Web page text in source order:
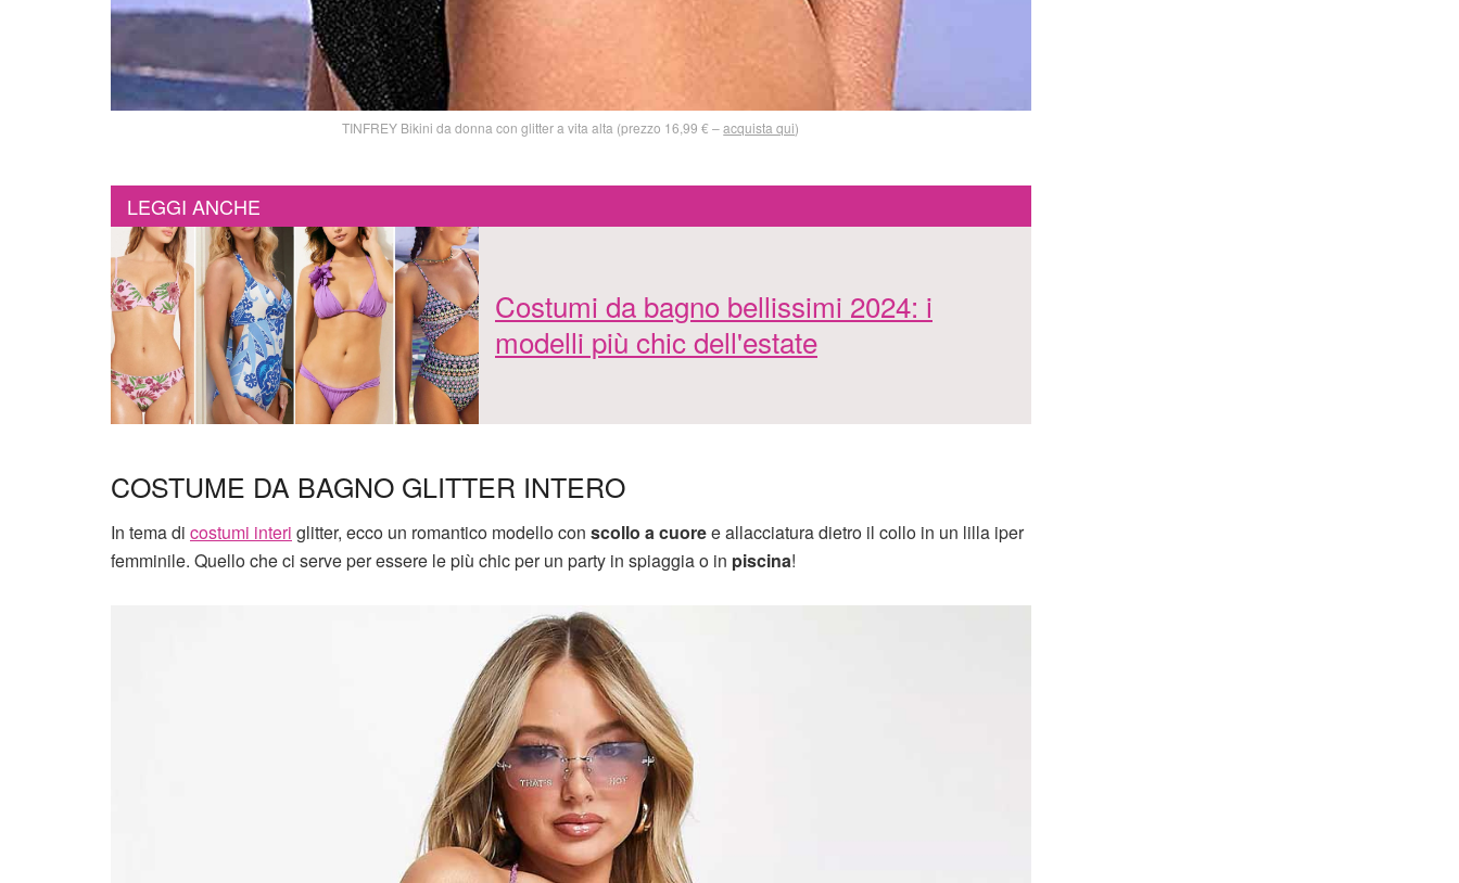
TINFREY Bikini da donna con glitter a vita alta (prezzo 16,99 € –acquista qui)
LEGGI ANCHE
Costumi da bagno bellissimi 2024: i
modelli più chic dell'estate
COSTUME DA BAGNO GLITTER INTERO
In tema di costumi interi glitter, ecco un romantico modello con scollo a cuoree allacciatura dietro il collo in un lilla iper
femminile. Quello che ci serve per essere le più chic per un party in spiaggia o in piscina!